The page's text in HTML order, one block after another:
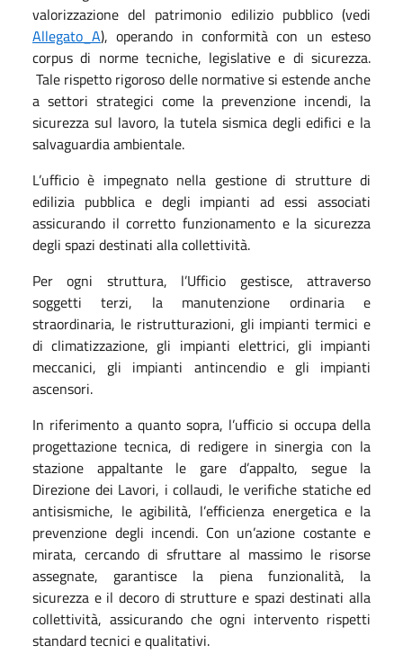
valorizzazione del patrimonio edilizio pubblico (vedi
Allegato_A), operando in conformità con un esteso
corpus di norme tecniche, legislative e di sicurezza.
Tale rispetto rigoroso delle normative si estende anche
a settori strategici come la prevenzione incendi, la
sicurezza sul lavoro, la tutela sismica degli edifici e la
salvaguardia ambientale.
L’ufficio è impegnato nella gestione di strutture di
edilizia pubblica e degli impianti ad essi associati
assicurando il corretto funzionamento e la sicurezza
degli spazi destinati alla collettività.
Per ogni struttura, l’Ufficio gestisce, attraverso
soggetti terzi, la manutenzione ordinaria e
straordinaria, le ristrutturazioni, gli impianti termici e
di climatizzazione, gli impianti elettrici, gli impianti
meccanici, gli impianti antincendio e gli impianti
ascensori.
In riferimento a quanto sopra, l’ufficio si occupa della
progettazione tecnica, di redigere in sinergia con la
stazione appaltante le gare d’appalto, segue la
Direzione dei Lavori, i collaudi, le verifiche statiche ed
antisismiche, le agibilità, l’efficienza energetica e la
prevenzione degli incendi. Con un’azione costante e
mirata, cercando di sfruttare al massimo le risorse
assegnate, garantisce la piena funzionalità, la
sicurezza e il decoro di strutture e spazi destinati alla
collettività, assicurando che ogni intervento rispetti
standard tecnici e qualitativi.